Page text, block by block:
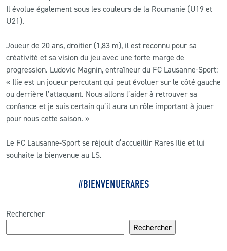
Il évolue également sous les couleurs de la Roumanie (U19 et
U21).
Joueur de 20 ans, droitier (1,83 m), il est reconnu pour sa
créativité et sa vision du jeu avec une forte marge de
progression. Ludovic Magnin, entraîneur du FC Lausanne-Sport:
« Ilie est un joueur percutant qui peut évoluer sur le côté gauche
ou derrière l’attaquant. Nous allons l’aider à retrouver sa
confiance et je suis certain qu’il aura un rôle important à jouer
pour nous cette saison. »
Le FC Lausanne-Sport se réjouit d’accueillir Rares Ilie et lui
souhaite la bienvenue au LS.
#BIENVENUERARES
Rechercher
Rechercher